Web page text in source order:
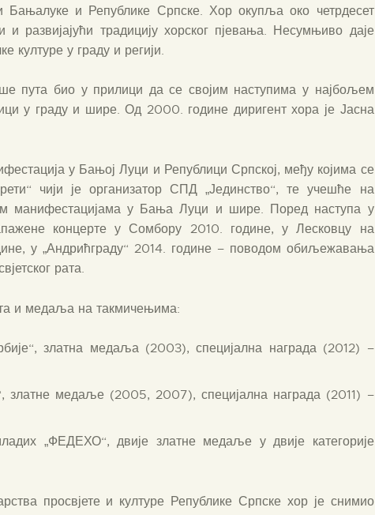
Бањалуке и Републике Српске. Хор окупља око четрдесет
и развијајући традицију хорског пјевања. Несумњиво даје
културе у граду и регији.
пута био у прилици да се својим наступима у најбољем
у граду и шире. Од 2000. године диригент хора је Јасна
у Бањој Луци и Републици Српској, међу којима се
чији је организатор СПД „Јединство“, те учешће на
манифестацијама у Бања Луци и шире. Поред наступа у
концерте у Сомбору 2010. године, у Лесковцу на
у „Андрићграду“ 2014. године – поводом обиљежавања
рата.
и медаља на такмичењима:
златна медаља (2003), специјална награда (2012) –
златне медаље (2005, 2007), специјална награда (2011) –
„ФЕДЕХО“, двије златне медаље у двије категорије
просвјете и културе Републике Српске хор је снимио